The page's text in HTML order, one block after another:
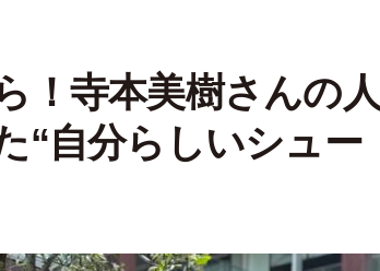
！寺本美樹さんの人
“自分らしいシュー